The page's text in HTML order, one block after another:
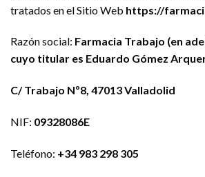
tratados en el Sitio Web https://
Razón social: Farmacia Trabajo (en
cuyo titular es Eduardo Gómez
C/ Trabajo Nº8, 47013 Valladolid
NIF: 09328086E
Teléfono: +34 983 298 305